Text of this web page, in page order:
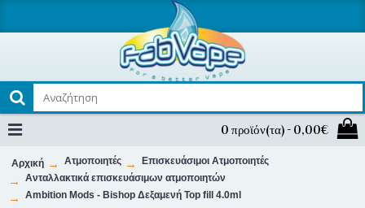
0 προϊόν(τα) - 0,00€
Αρχική Ατμοποιητές
Επισκευάσιμοι Ατμοποιητές
Ανταλλακτικά επισκευάσιμων ατμοποιητών
Ambition Mods - Bishop Δεξαμενή Top fill 4.0ml